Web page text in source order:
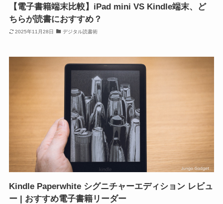
【電子書籍端末比較】iPad mini VS Kindle端末、ど
ちらが読書におすすめ？
2025年11月28日 デジタル読書術
Kindle Paperwhite シグニチャーエディション レビュ
ー | おすすめ電子書籍リーダー